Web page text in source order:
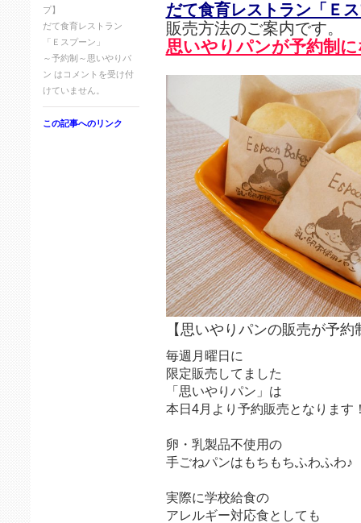
プ】
だて食育レストラン
「Ｅスプーン」
～予約制～思いやりパ
ン は コメントを受け付
けていません。
この記事へのリンク
だて食育レストラン「Ｅ
販売方法のご案内です。
思いやりパンが予約制
【思いやりパンの販売が予
毎週月曜日に
限定販売してました
「思いやりパン」は
本日4月より予約販売となります
卵・乳製品不使用の
手ごねパンはもちもちふわふわ♪
実際に学校給食の
アレルギー対応食としても